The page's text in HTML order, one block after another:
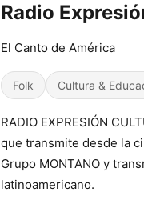
Radio
El Canto de América
Folk Cultura &
RADIO EXPRESIÓN
que transmite desde la
Grupo MONTANO y
latinoamericano.